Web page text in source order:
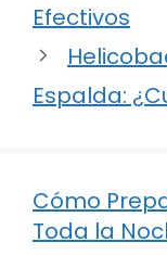
Efectivos
Espalda:
Cómo
Toda la